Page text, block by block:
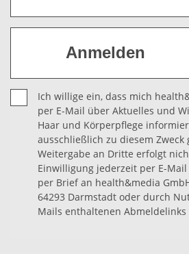
Ich willige ein, dass mich
per E-Mail über Aktuelles und
Haar und Körperpflege
ausschließlich zu diesem Zweck
Weitergabe an Dritte erfolgt
Einwilligung jederzeit per E-
per Brief an health&media
64293 Darmstadt oder durch
Mails enthaltenen